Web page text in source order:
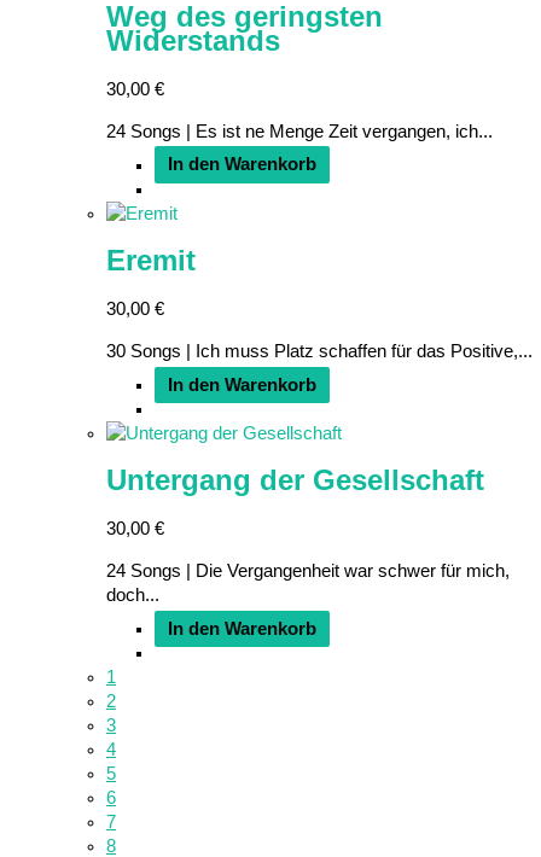
Weg des geringsten
Widerstands
30,00 €
24 Songs | Es ist ne Menge Zeit vergangen, ich...
In den Warenkorb
Eremit
30,00 €
30 Songs | Ich muss Platz schaffen für das Positive,...
In den Warenkorb
Untergang der Gesellschaft
30,00 €
24 Songs | Die Vergangenheit war schwer für mich,
doch...
In den Warenkorb
1
2
3
4
5
6
7
8